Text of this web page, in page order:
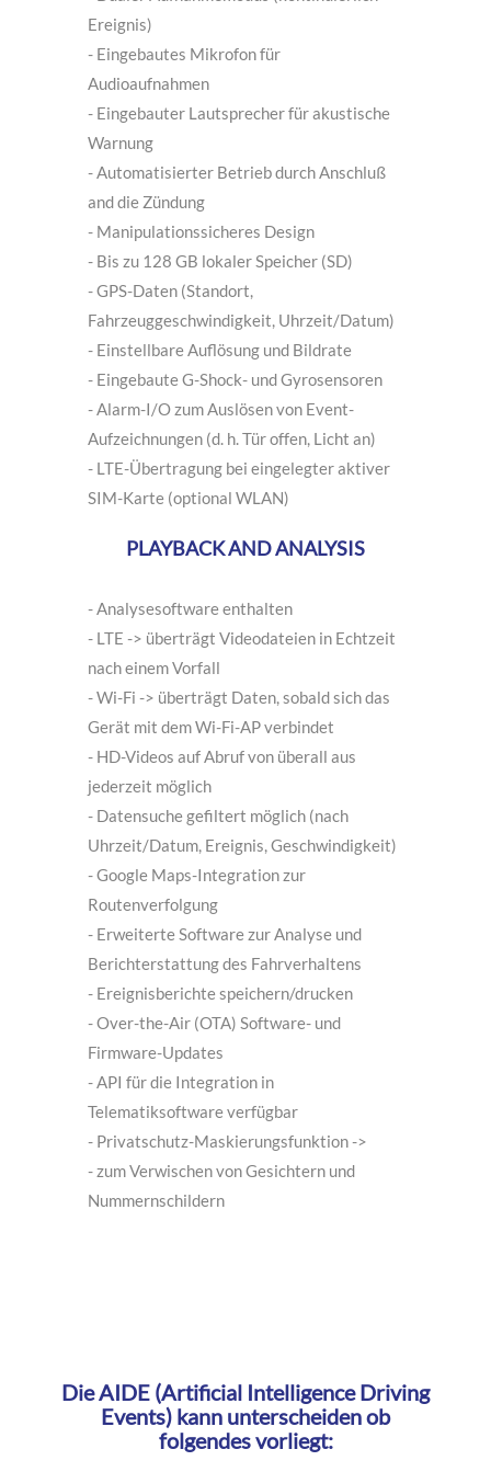
- Dualer Aufnahmemodus (kontinuierlich +
Ereignis)
- Eingebautes Mikrofon für
Audioaufnahmen
- Eingebauter Lautsprecher für akustische
Warnung
- Automatisierter Betrieb durch Anschluß
and die Zündung
- Manipulationssicheres Design
- Bis zu 128 GB lokaler Speicher (SD)
- GPS-Daten (Standort,
Fahrzeuggeschwindigkeit, Uhrzeit/Datum)
- Einstellbare Auflösung und Bildrate
- Eingebaute G-Shock- und Gyrosensoren
- Alarm-I/O zum Auslösen von Event-
Aufzeichnungen (d. h. Tür offen, Licht an)
- LTE-Übertragung bei eingelegter aktiver
- Analysesoftware enthalten
- LTE -> überträgt Videodateien in Echtzeit
nach einem Vorfall
- Wi-Fi -> überträgt Daten, sobald sich das
Gerät mit dem Wi-Fi-AP verbindet
- HD-Videos auf Abruf von überall aus
jederzeit möglich
- Datensuche gefiltert möglich (nach
Uhrzeit/Datum, Ereignis, Geschwindigkeit)
- Google Maps-Integration zur
Routenverfolgung
- Erweiterte Software zur Analyse und
Berichterstattung des Fahrverhaltens
- Ereignisberichte speichern/drucken
- Over-the-Air (OTA) Software- und
Firmware-Updates
- API für die Integration in
Telematiksoftware verfügbar
- Privatschutz-Maskierungsfunktion ->
- zum Verwischen von Gesichtern und
Die AIDE (Artificial Intelligence Driving
Events) kann unterscheiden ob